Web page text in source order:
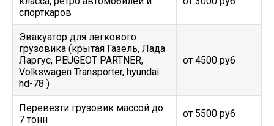
спорткаров
Эвакуатор для легкового
грузовика (крытая Газель, Лада
Ларгус, PEUGEOT PARTNER,
Volkswagen Transporter, hyundai
hd-78 )
от 4500 руб
Перевезти грузовик массой до
7 тонн
от 5500 руб